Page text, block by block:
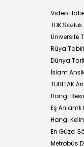
Video
TDK
Üniversite
Rüya
Dünya
İslam
TÜBİTAK
Hangi
Eş
Hangi
En Güzel
Metrobüs